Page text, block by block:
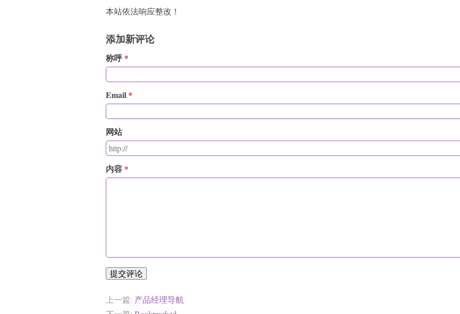
本站依法响应整改！
添加新评论
称呼
Email
网站
内容
提交评论
上一篇: 产品经理导航